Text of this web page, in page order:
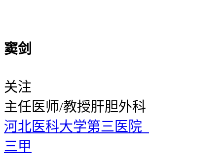
窦剑
关注
主任医师/教授肝胆外科
河北医科大学第三医院
三甲